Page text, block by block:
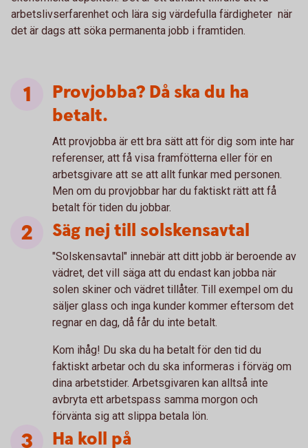
arbetslivserfarenhet och lära sig värdefulla färdigheter när
det är dags att söka permanenta jobb i framtiden.
Provjobba? Då ska du ha
betalt.
Att provjobba är ett bra sätt att för dig som inte har
referenser, att få visa framfötterna eller för en
arbetsgivare att se att allt funkar med personen.
Men om du provjobbar har du faktiskt rätt att få
betalt för tiden du jobbar.
Säg nej till solskensavtal
"Solskensavtal" innebär att ditt jobb är beroende av
vädret, det vill säga att du endast kan jobba när
solen skiner och vädret tillåter. Till exempel om du
säljer glass och inga kunder kommer eftersom det
regnar en dag, då får du inte betalt.
Kom ihåg! Du ska du ha betalt för den tid du
faktiskt arbetar och du ska informeras i förväg om
dina arbetstider. Arbetsgivaren kan alltså inte
avbryta ett arbetspass samma morgon och
förvänta sig att slippa betala lön.
Ha koll på